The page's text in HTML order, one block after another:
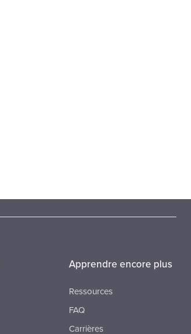
Apprendre encore plus
Ressources
FAQ
Carrières